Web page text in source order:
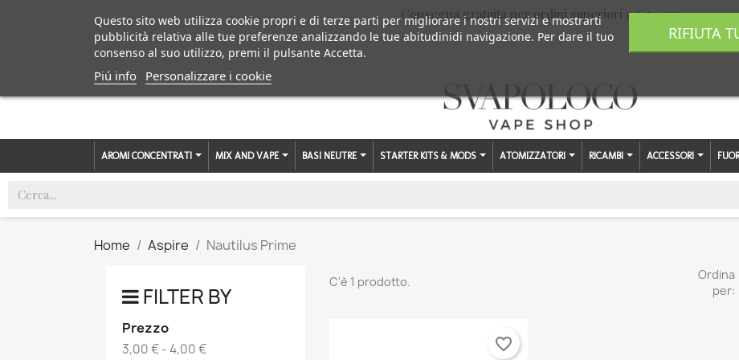
Consegna gratuita per ordini superiori a € 59,00
AROMI CONCENTRATI MIX AND VAPE BASI NEUTRE STARTER KITS & MODS ATOMIZZATORI RICAMBI ACCESSORI
Home Aspire Nautilus Prime
FILTER BY
Prezzo
3,00 € - 4,00 €
C'è 1 prodotto.
Ordina
per:
favorite_border
Questo sito web utilizza cookie propri e di terze parti per migliorare i nostri servizi e mostrarti
pubblicità relativa alle tue preferenze analizzando le tue abitudinidi navigazione. Per dare il tuo
consenso al suo utilizzo, premi il pulsante Accetta.
Piú info Personalizzare i cookie
RIFIUTA